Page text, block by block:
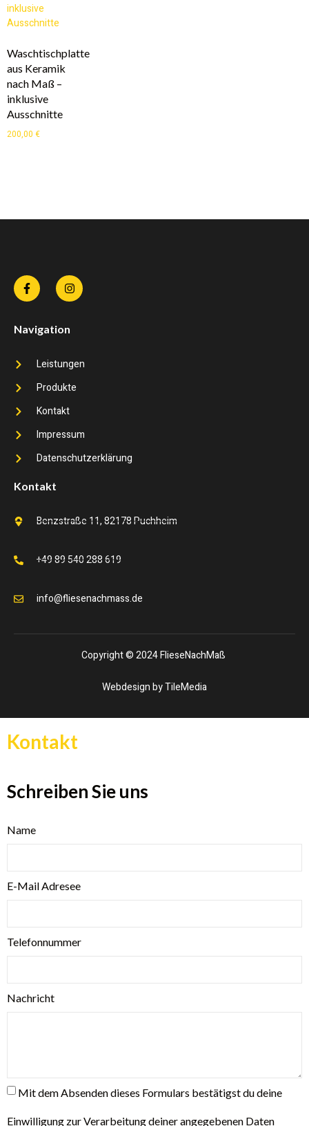
Waschtischplatte
aus Keramik
nach Maß –
inklusive
Ausschnitte
200,00 €
Navigation
Leistungen
Produkte
Kontakt
Impressum
Datenschutzerklärung
Kontakt
Benzstraße 11, 82178 Puchheim
+49 89 540 288 619
info@fliesenachmass.de
Copyright © 2024 FlieseNachMaß
Webdesign by TileMedia
Kontakt
Schreiben Sie uns
Name
E-Mail Adresee
Telefonnummer
Nachricht
Mit dem Absenden dieses Formulars bestätigst du deine
Einwilligung zur Verarbeitung deiner angegebenen Daten